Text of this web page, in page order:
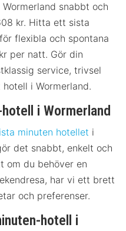
snabbt och
kr. Hitta ett sista
flexibla och spontana
per natt. Gör din
service, trivsel
i Wormerland.
i Wormerland
minuten hotellet i
det snabbt, enkelt och
om du behöver en
har vi ett brett
och preferenser.
hotell i